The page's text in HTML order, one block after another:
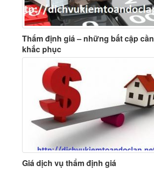
Thẩm định giá – những bất cập cần
khắc phục
Giá dịch vụ thẩm định giá